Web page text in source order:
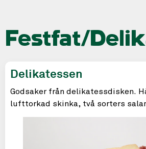
Festfat/
Delikatessen
Godsaker från delikatessdisken.
lufttorkad skinka, två sorters
och ostar som rundar av brickan